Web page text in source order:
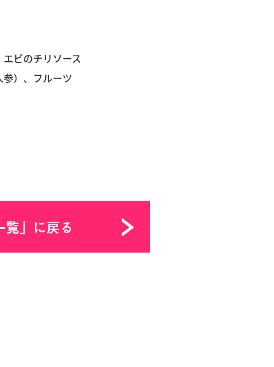
のチリソース
）、フルーツ
」に戻る